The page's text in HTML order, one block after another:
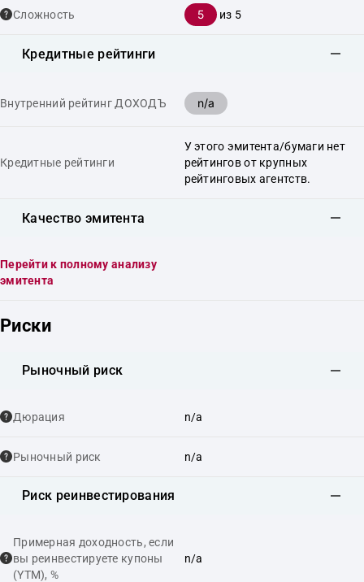
Сложность 5 из 5
Кредитные рейтинги
Внутренний рейтинг ДОХОДЪ n/a
Кредитные рейтинги
У этого эмитента/бумаги нет
рейтингов от крупных
рейтинговых агентств.
Качество эмитента
Перейти к полному анализу
эмитента
Риски
Рыночный риск
Дюрация n/a
Рыночный риск n/a
Риск реинвестирования
Примерная доходность, если
вы реинвестируете купоны
(YTM), %
n/a